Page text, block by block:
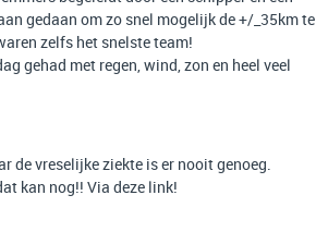
gedaan om zo snel mogelijk de +/_35km te
zelfs het snelste team!
gehad met regen, wind, zon en heel veel
de vreselijke ziekte is er nooit genoeg.
kan nog!! Via deze link!